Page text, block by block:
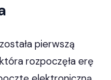
pierwszą
rozpoczęła erę